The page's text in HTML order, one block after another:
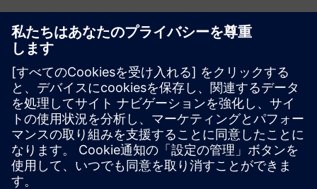
リソースと関連製品の詳細
その他の情報とリソース
EFEAとハイブリッドFEAをここからダウンロードしてくだ
さい